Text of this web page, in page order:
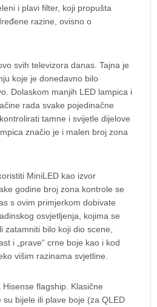
i plavi filter, koji propušta
razine, ovisno o
svih televizora danas. Tajna je
koje je donedavno bilo
Dolaskom manjih LED lampica i
rada svake pojedinačne
tamne i svijetle dijelove
značio je i malen broj zona
MiniLED kao izvor
godine broj zona kontrole se
s ovim primjerkom dobivate
osvjetljenja, kojima se
zatamniti bilo koji dio scene,
i „prave“ crne boje kao i kod
višim razinama svjetline.
flagship. Klasične
su bijele ili plave boje (za QLED